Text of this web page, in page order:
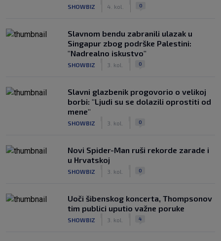
SHOWBIZ 4. kol. 0
Slavnom bendu zabranili ulazak u
Singapur zbog podrške Palestini:
"Nadrealno iskustvo"
SHOWBIZ 3. kol. 0
Slavni glazbenik progovorio o velikoj
borbi: "Ljudi su se dolazili oprostiti od
mene"
SHOWBIZ 3. kol. 0
Novi Spider-Man ruši rekorde zarade i
u Hrvatskoj
SHOWBIZ 3. kol. 0
Uoči šibenskog koncerta, Thompsonov
tim publici uputio važne poruke
SHOWBIZ 3. kol. 4